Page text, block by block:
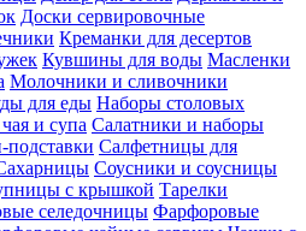
Доски сервировочные
Креманки для десертов
Кувшины для воды Масленки
Молочники и сливочники
для еды Наборы столовых
и супа Салатники и наборы
подставки Салфетницы для
Соусники и соусницы
с крышкой Тарелки
селедочницы Фарфоровые